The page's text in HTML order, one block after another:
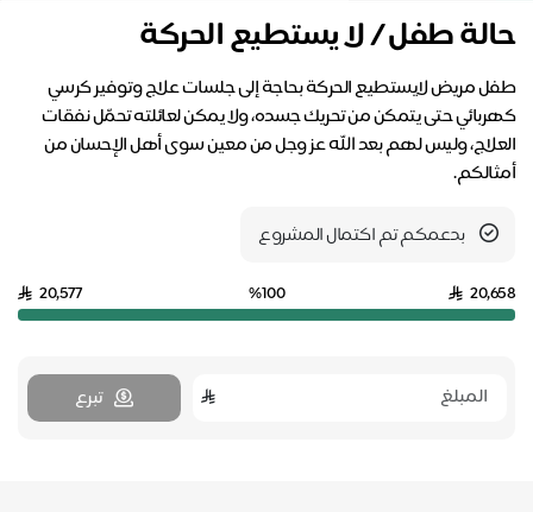
حالة طفل / لا يستطيع الحركة
طفل مريض لايستطيع الحركة بحاجة إلى جلسات علاج وتوفير كرسي
كهربائي حتى يتمكن من تحريك جسده، ولا يمكن لعائلته تحمّل نفقات
العلاج، وليس لهم بعد الله عز وجل من معين سوى أهل الإحسان من
أمثالكم.
بدعمكم تم اكتمال المشروع
20,658
%100
20,577
تبرع